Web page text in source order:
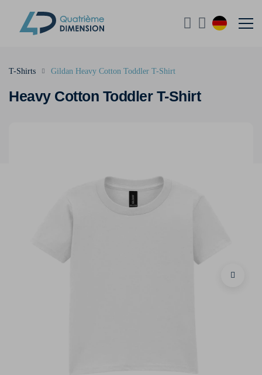
Heavy Cotton Toddler T-Shirt
T-Shirts Gildan Heavy Cotton Toddler T-Shirt